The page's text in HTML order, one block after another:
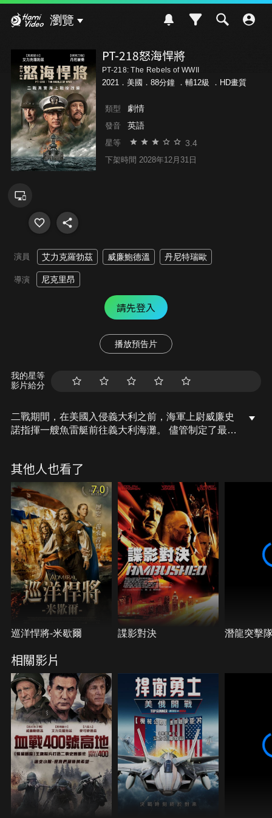
瀏覽
PT-218怒海悍將
PT-218: The Rebels of WWII
2021．美國．88分鐘 ． 輔12級 ．HD畫質
類型 劇情
發音 英語
星等 3.4
下架時間 2028年12月31日
演員 艾力克羅勃茲 威廉鮑德溫 丹尼特瑞歐
導演 尼克里昂
請先登入
播放預告片
我的星等
影片給分
二戰期間，在美國入侵義大利之前，海軍上尉威廉史
諾指揮一艘魚雷艇前往義大利海灘。 儘管制定了最好
其他人也看了
7.0
巡洋悍將-米歇爾 諜影對決 潛龍突擊
相關影片